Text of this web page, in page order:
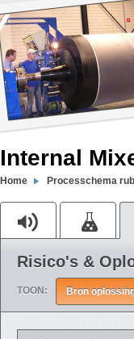
Internal
Home Processchema
Risico's &
TOON: Bron